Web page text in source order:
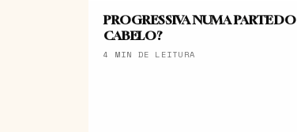
PROGRESSIVA NUMA PARTE DO
CABELO?
4 MIN DE LEITURA